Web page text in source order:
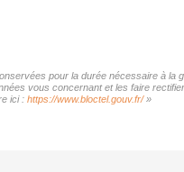
pour la durée nécessaire à la
vous concernant et les faire
ici : https://www.bloctel.gouv.fr/»